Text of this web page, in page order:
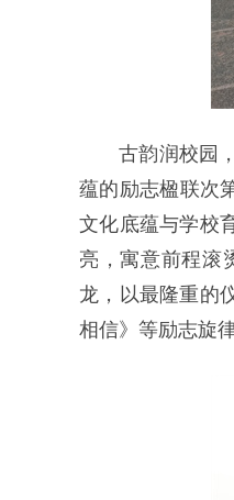
古韵润校园
蕴的励志楹联次
文化底蕴与学校
亮，寓意前程滚
龙，以最隆重的
相信》等励志旋